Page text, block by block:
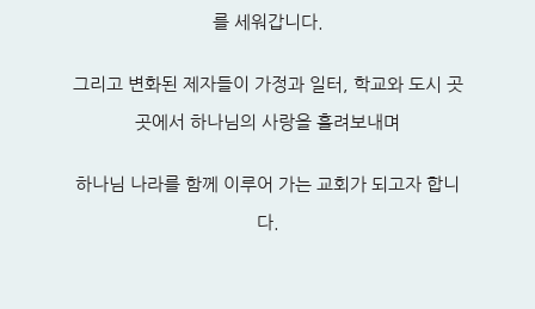
를 세워갑니다.
그리고 변화된 제자들이 가정과 일터, 학교와 도시 곳
곳에서 하나님의 사랑을 흘려보내며
하나님 나라를 함께 이루어 가는 교회가 되고자 합니
다.